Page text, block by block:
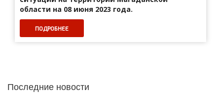
области на 08 июня 2023 года.
ПОДРОБНЕЕ
Последние новости